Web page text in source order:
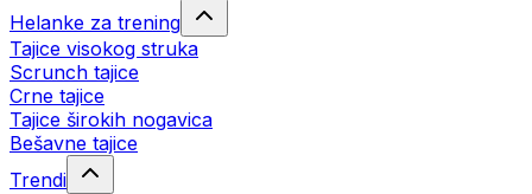
Helanke za trening
Tajice visokog struka
Scrunch tajice
Crne tajice
Tajice širokih nogavica
Bešavne tajice
Trendi